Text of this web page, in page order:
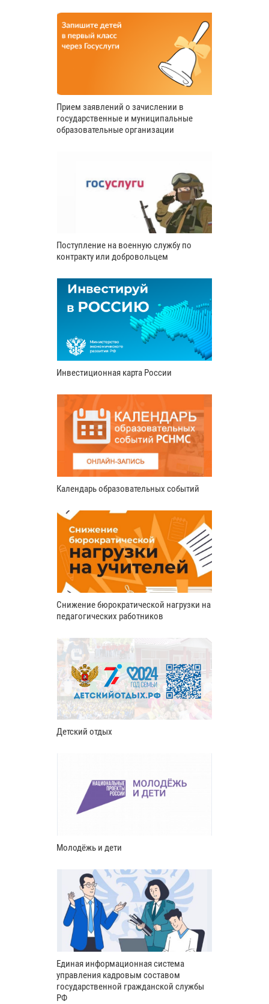
Прием заявлений о зачислении в
государственные и муниципальные
образовательные организации
Поступление на военную службу по
контракту или добровольцем
Инвестиционная карта России
Календарь образовательных событий
Снижение бюрократической нагрузки на
педагогических работников
Детский отдых
Молодёжь и дети
Единая информационная система
управления кадровым составом
государственной гражданской службы
РФ